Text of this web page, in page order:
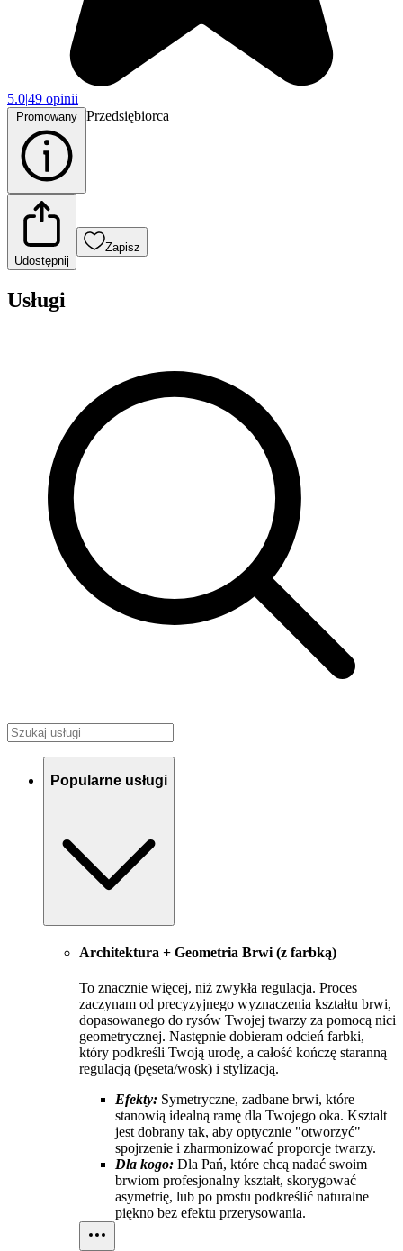
5.0|49 opinii
Przedsiębiorca
Udostępnij
Zapisz
Usługi
Popularne usługi
Architektura + Geometria Brwi (z farbką)
To znacznie więcej, niż zwykła regulacja. Proces
zaczynam od precyzyjnego wyznaczenia kształtu brwi,
dopasowanego do rysów Twojej twarzy za pomocą nici
geometrycznej. Następnie dobieram odcień farbki,
który podkreśli Twoją urodę, a całość kończę staranną
regulacją (pęseta/wosk) i stylizacją.
Efekty: Symetryczne, zadbane brwi, które
stanowią idealną ramę dla Twojego oka. Ksztalt
jest dobrany tak, aby optycznie "otworzyć"
spojrzenie i zharmonizować proporcje twarzy.
Dla kogo: Dla Pań, które chcą nadać swoim
brwiom profesjonalny kształt, skorygować
asymetrię, lub po prostu podkreślić naturalne
piękno bez efektu przerysowania.